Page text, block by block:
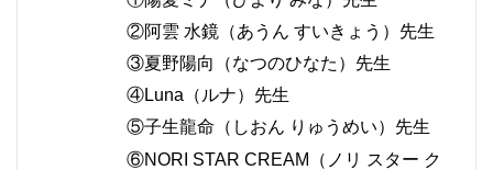
②阿雲 水鏡（あうん すいきょう）先生
③夏野陽向（なつのひなた）先生
④Luna（ルナ）先生
⑤子生龍命（しおん りゅうめい）先生
⑥NORI STAR CREAM（ノリ スター ク